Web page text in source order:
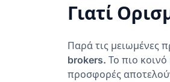
Γιατί
Παρά τις μειωμένες
brokers. Το πιο
προσφορές